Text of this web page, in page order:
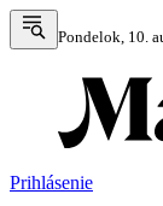
Pondelok, 10.
Prihlásenie